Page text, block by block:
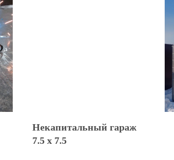
Некапитальный гараж
7.5 х 7.5